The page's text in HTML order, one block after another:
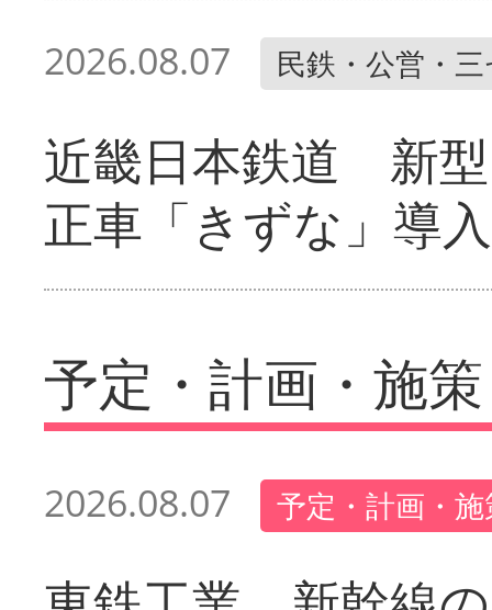
2026.08.07 民鉄・公営・
近畿日本鉄道 新
正車「きずな」導入
予定・計画・施策
2026.08.07 予定・計画・